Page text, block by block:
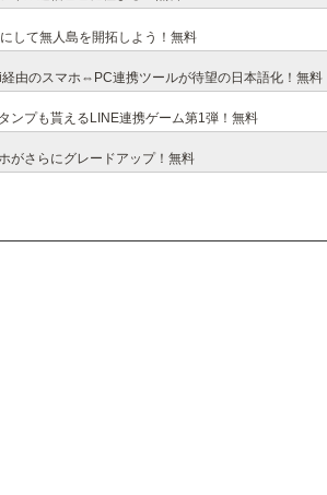
して無人島を開拓しよう！無料
由のスマホ⇔PC連携ツールが待望の日本語化！無料
ンプも貰えるLINE連携ゲーム第1弾！無料
がさらにグレードアップ！無料